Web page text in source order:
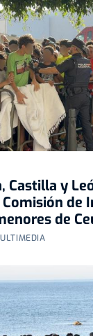
Castilla y
de
de